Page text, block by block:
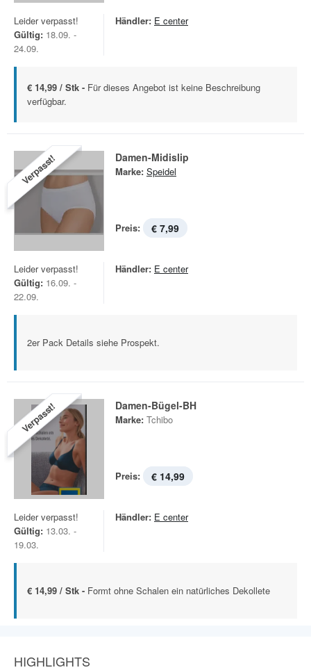
Leider verpasst!
Gültig: 18.09. -
24.09.
Händler: E center
€ 14,99 / Stk - Für dieses Angebot ist keine Beschreibung
verfügbar.
Verpasst! Damen-Midislip
Marke: Speidel
Preis: € 7,99
Leider verpasst!
Gültig: 16.09. -
22.09.
Händler: E center
2er Pack Details siehe Prospekt.
Verpasst! Damen-Bügel-BH
Marke: Tchibo
Preis: € 14,99
Leider verpasst!
Gültig: 13.03. -
19.03.
Händler: E center
€ 14,99 / Stk - Formt ohne Schalen ein natürliches Dekollete
HIGHLIGHTS